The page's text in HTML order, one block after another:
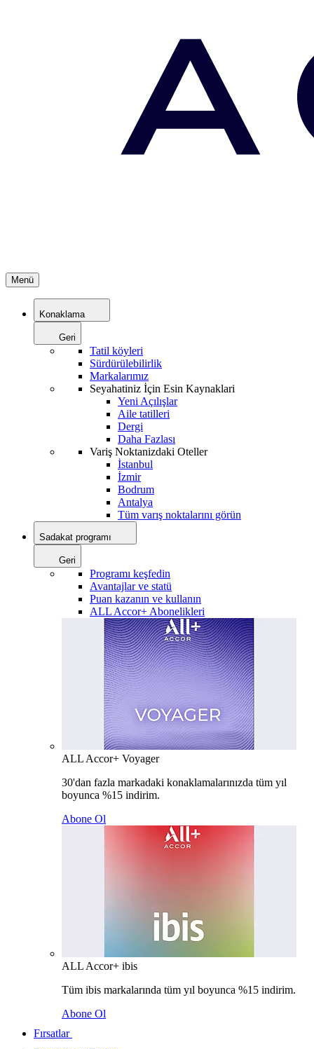
Menü
Konaklama
Geri
Tatil köyleri
Sürdürülebilirlik
Markalarımız
Seyahatiniz İçin Esin Kaynaklari
Yeni Açılışlar
Aile tatilleri
Dergi
Daha Fazlası
Variş Noktanizdaki Oteller
İstanbul
İzmir
Bodrum
Antalya
Tüm varış noktalarını görün
Sadakat programı
Geri
Programı keşfedin
Avantajlar ve statü
Puan kazanın ve kullanın
ALL Accor+ Abonelikleri
ALL Accor+ Voyager
30'dan fazla markadaki konaklamalarınızda tüm yıl
boyunca %15 indirim.
Abone Ol
ALL Accor+ ibis
Tüm ibis markalarında tüm yıl boyunca %15 indirim.
Abone Ol
Fırsatlar